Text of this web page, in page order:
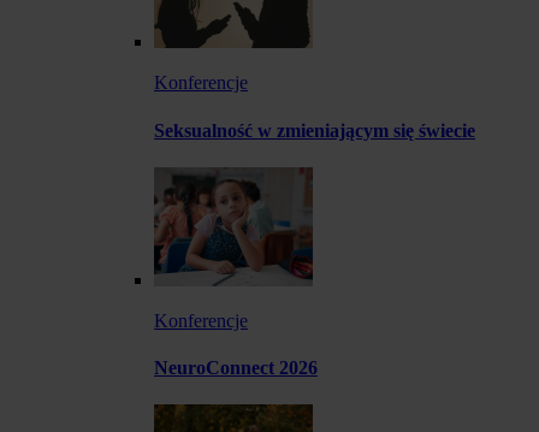
Konferencje
Seksualność w zmieniającym się świecie
Konferencje
NeuroConnect 2026